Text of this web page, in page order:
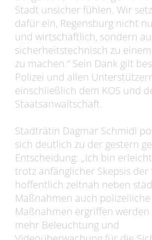
Stadt unsicher fühlen. Wir
dafür ein, Regensburg nicht
und wirtschaftlich, sondern
sicherheitstechnisch zu
zu machen.“ Sein Dank gilt
Polizei und allen
einschließlich dem KOS und
Staatsanwaltschaft.
Stadträtin Dagmar Schmidl
sich deutlich zu der gestern
Entscheidung: „Ich bin
trotz anfänglicher Skepsis der
hoffentlich zeitnah neben
Maßnahmen auch polizeiliche
Maßnahmen ergriffen
mehr Beleuchtung und